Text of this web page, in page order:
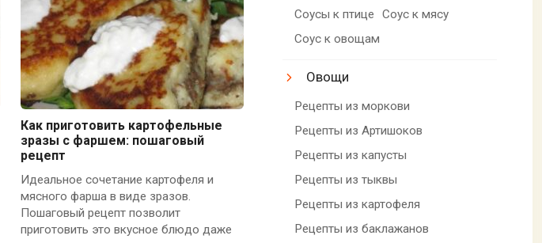
Как приготовить картофельные
зразы с фаршем: пошаговый
рецепт
Идеальное сочетание картофеля и
мясного фарша в виде зразов.
Пошаговый рецепт позволит
приготовить это вкусное блюдо даже
Соусы к птице
Соус к мясу
Соус к овощам
Овощи
Рецепты из моркови
Рецепты из Артишоков
Рецепты из капусты
Рецепты из тыквы
Рецепты из картофеля
Рецепты из баклажанов